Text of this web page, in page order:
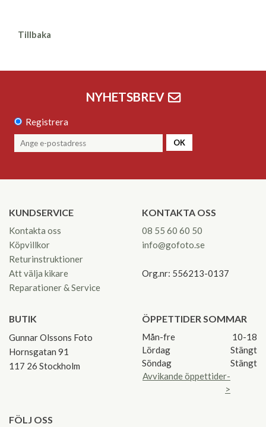
Tillbaka
NYHETSBREV
Registrera
OK
KUNDSERVICE
Kontakta oss
Köpvillkor
Returinstruktioner
Att välja kikare
Reparationer & Service
KONTAKTA OSS
08 55 60 60 50
info@gofoto.se
Org.nr: 556213-0137
BUTIK
Gunnar Olssons Foto
Hornsgatan 91
117 26 Stockholm
ÖPPETTIDER SOMMAR
Mån-fre
10-18
Lördag
Stängt
Söndag
Stängt
Avvikande öppettider-
>
FÖLJ OSS